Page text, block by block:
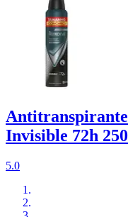
Invisible 72h
5.0